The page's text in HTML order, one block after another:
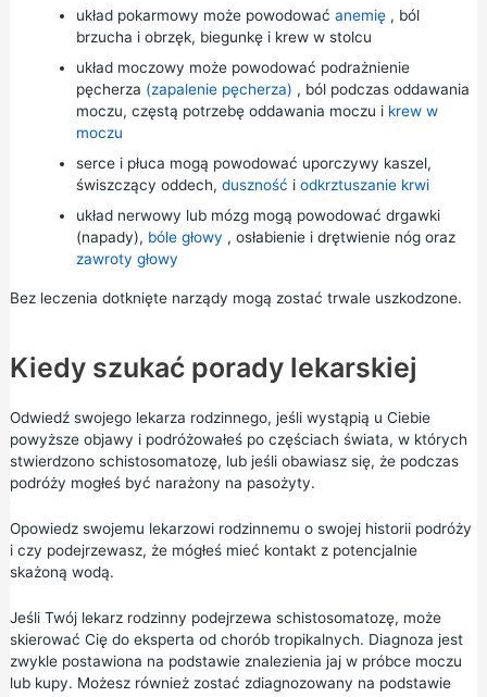
układ pokarmowy może powodować anemię, ból
brzucha i obrzęk, biegunkę i krew w stolcu
układ moczowy może powodować podrażnienie
pęcherza (zapalenie pęcherza) , ból podczas oddawania
moczu, częstą potrzebę oddawania moczu i krew w
moczu
serce i płuca mogą powodować uporczywy kaszel,
świszczący oddech, duszność i odkrztuszanie krwi
układ nerwowy lub mózg mogą powodować drgawki
(napady), bóle głowy , osłabienie i drętwienie nóg oraz
zawroty głowy
Bez leczenia dotknięte narządy mogą zostać trwale uszkodzone.
Kiedy szukać porady lekarskiej
Odwiedź swojego lekarza rodzinnego, jeśli wystąpią u Ciebie
powyższe objawy i podróżowałeś po częściach świata, w których
stwierdzono schistosomatozę, lub jeśli obawiasz się, że podczas
podróży mogłeś być narażony na pasożyty.
Opowiedz swojemu lekarzowi rodzinnemu o swojej historii podróży
i czy podejrzewasz, że mógłeś mieć kontakt z potencjalnie
skażoną wodą.
Jeśli Twój lekarz rodzinny podejrzewa schistosomatozę, może
skierować Cię do eksperta od chorób tropikalnych. Diagnoza jest
zwykle postawiona na podstawie znalezienia jaj w próbce moczu
lub kupy. Możesz również zostać zdiagnozowany na podstawie